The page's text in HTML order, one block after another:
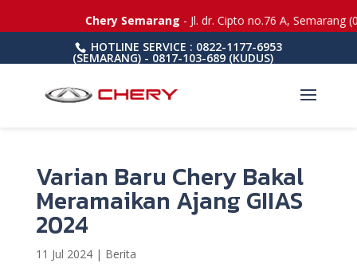
HOTLINE SERVICE : 0822-1177-6953
(SEMARANG) - 0817-103-689 (KUDUS)
Varian Baru Chery Bakal
Meramaikan Ajang GIIAS
2024
11 Jul 2024| Berita
Chery Semarang- Jl. dr. Cipto no.76 A, Semarang